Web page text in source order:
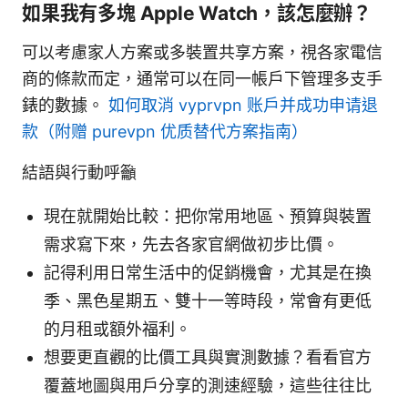
如果我有多塊 Apple Watch，該怎麼辦？
可以考慮家人方案或多裝置共享方案，視各家電信
商的條款而定，通常可以在同一帳戶下管理多支手
錶的數據。 如何取消 vyprvpn 账户并成功申请退
款（附赠 purevpn 优质替代方案指南）
結語與行動呼籲
現在就開始比較：把你常用地區、預算與裝置
需求寫下來，先去各家官網做初步比價。
記得利用日常生活中的促銷機會，尤其是在換
季、黑色星期五、雙十一等時段，常會有更低
的月租或額外福利。
想要更直觀的比價工具與實測數據？看看官方
覆蓋地圖與用戶分享的測速經驗，這些往往比